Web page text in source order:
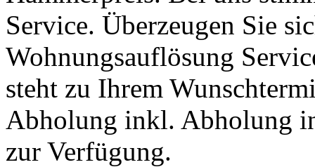
Service. Überzeugen Sie
Wohnungsauflösung
steht zu Ihrem
Abholung inkl. Abholung
zur Verfügung.